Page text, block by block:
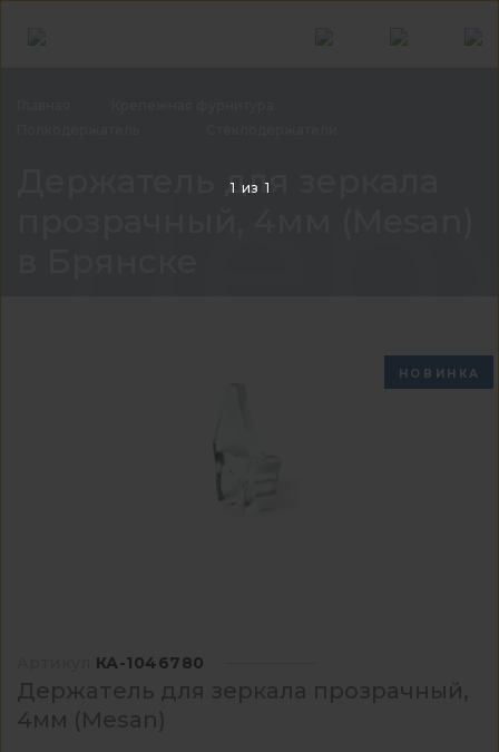
Держатель для зеркала
НОВИНКА
КА-1046780
Держатель для зеркала прозрачный,
4мм (Mesan)
1 из 1